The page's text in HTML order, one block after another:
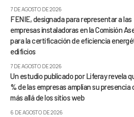
7 DE AGOSTO DE 2026
FENIE, designada para representar a las
empresas instaladoras en la Comisión
para la certificación de eficiencia
edificios
7 DE AGOSTO DE 2026
Un estudio publicado por Liferay revela
% de las empresas amplían su presencia
más allá de los sitios web
6 DE AGOSTO DE 2026